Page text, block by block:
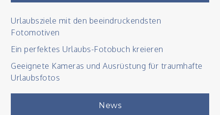
Urlaubsziele mit den beeindruckendsten
Fotomotiven
Ein perfektes Urlaubs-Fotobuch kreieren
Geeignete Kameras und Ausrüstung für traumhafte
Urlaubsfotos
News